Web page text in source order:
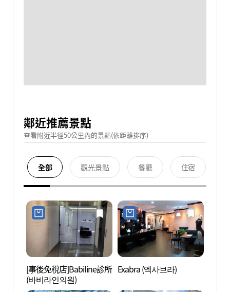
鄰近推薦景點
查看附近半徑50公里內的景點(依距離排序)
全部 觀光景點 餐廳 住宿
[事後免稅店]Babiline診所
(바비라인의원)
Exabra (엑사브라)